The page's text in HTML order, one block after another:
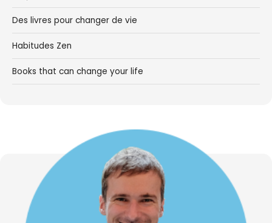
Des livres pour changer de vie
Habitudes Zen
Books that can change your life